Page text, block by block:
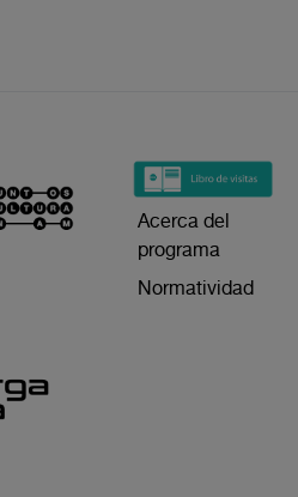
Acerca del
programa
Normatividad